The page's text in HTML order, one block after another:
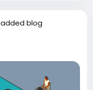
added blog